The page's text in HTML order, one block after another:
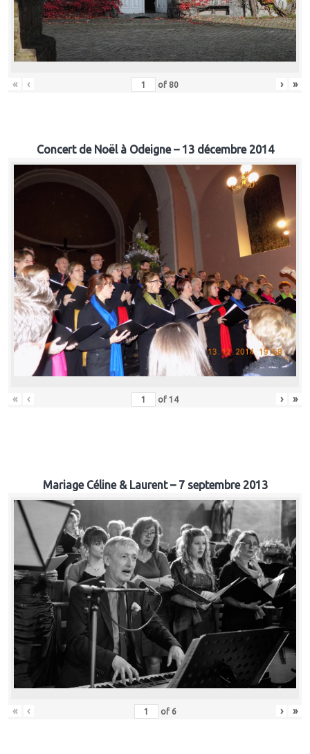
« ‹ of 80 › »
Concert de Noël à Odeigne – 13 décembre 2014
« ‹ of 14 › »
Mariage Céline & Laurent – 7 septembre 2013
« ‹ of 6 › »